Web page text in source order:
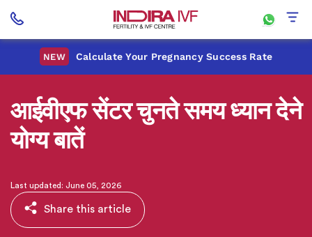
NEW Calculate Your Pregnancy Success Rate
आईवीएफ सेंटर चुनते समय ध्यान देने
योग्य बातें
Last updated: June 05, 2026
Share this article